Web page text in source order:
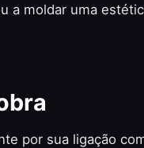
a moldar uma
por sua ligação